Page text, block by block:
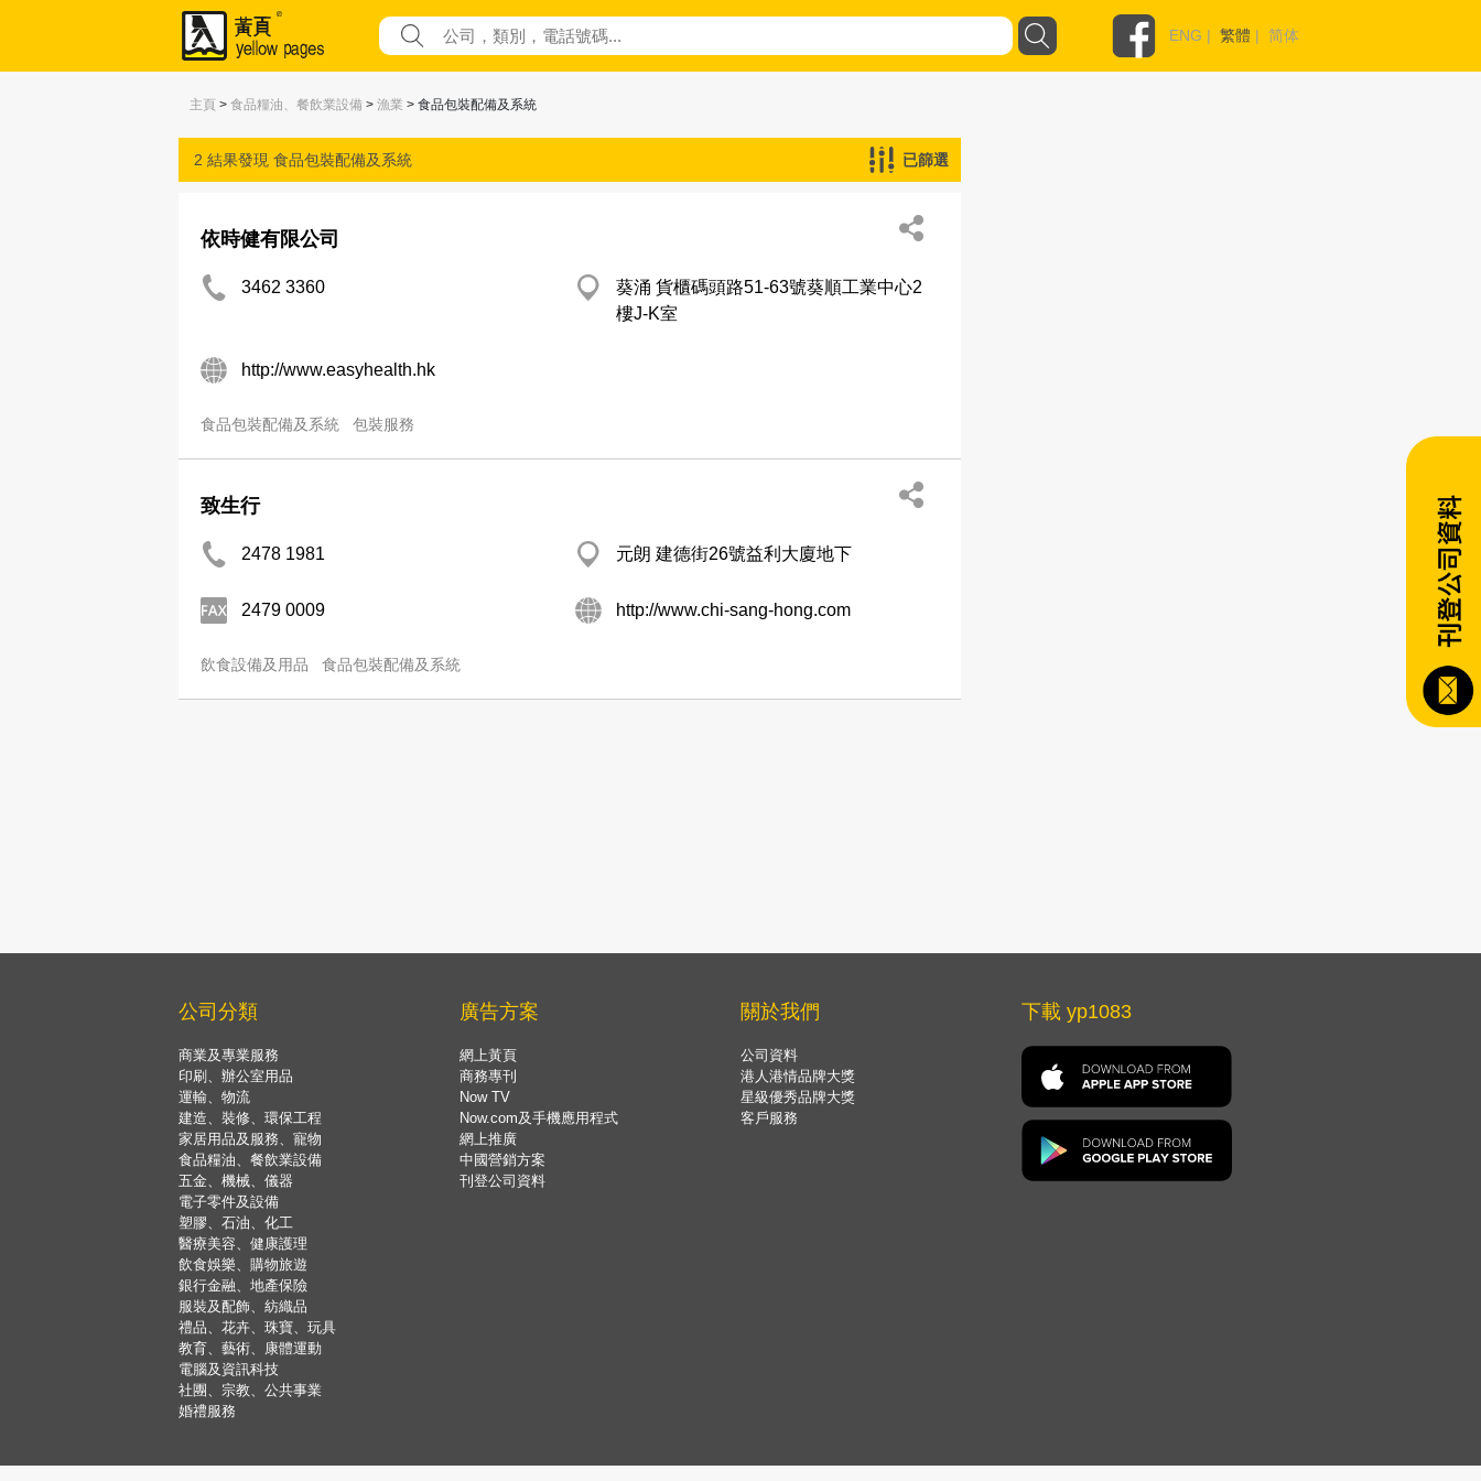
ENG | 繁體 | 简体
主頁 > 食品糧油、餐飲業設備 > 漁業 > 食品包裝配備及系統
2 結果發現 食品包裝配備及系統 已篩選
依時健有限公司
3462 3360
葵涌 貨櫃碼頭路51-63號葵順工業中心2
樓J-K室
http://www.easyhealth.hk
食品包裝配備及系統 包裝服務
致生行
2478 1981 元朗 建德街26號益利大廈地下
2479 0009 http://www.chi-sang-hong.com
飲食設備及用品 食品包裝配備及系統
公司分類
商業及專業服務
印刷、辦公室用品
運輸、物流
建造、裝修、環保工程
家居用品及服務、寵物
食品糧油、餐飲業設備
五金、機械、儀器
電子零件及設備
塑膠、石油、化工
醫療美容、健康護理
飲食娛樂、購物旅遊
銀行金融、地產保險
服裝及配飾、紡織品
禮品、花卉、珠寶、玩具
教育、藝術、康體運動
電腦及資訊科技
社團、宗教、公共事業
婚禮服務
廣告方案
網上黃頁
商務專刊
Now TV
Now.com及手機應用程式
網上推廣
中國營銷方案
刊登公司資料
關於我們
公司資料
港人港情品牌大獎
星級優秀品牌大獎
客戶服務
下載 yp1083